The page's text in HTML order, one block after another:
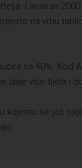
Lansiran
na vrhu
na 40%. Kod
daje više tijela i
kojemu se još